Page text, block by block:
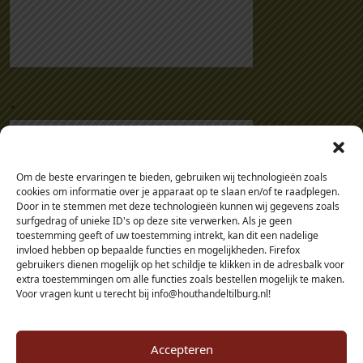
Om de beste ervaringen te bieden, gebruiken wij technologieën zoals
cookies om informatie over je apparaat op te slaan en/of te raadplegen.
Door in te stemmen met deze technologieën kunnen wij gegevens zoals
surfgedrag of unieke ID's op deze site verwerken. Als je geen
toestemming geeft of uw toestemming intrekt, kan dit een nadelige
invloed hebben op bepaalde functies en mogelijkheden. Firefox
gebruikers dienen mogelijk op het schildje te klikken in de adresbalk voor
extra toestemmingen om alle functies zoals bestellen mogelijk te maken.
Voor vragen kunt u terecht bij info@houthandeltilburg.nl!
Accepteren
.